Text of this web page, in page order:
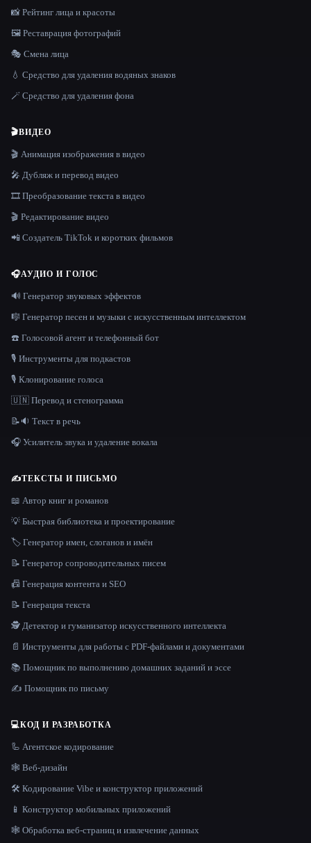
📸 Рейтинг лица и красоты
🖼️ Реставрация фотографий
🎭 Смена лица
💧 Средство для удаления водяных знаков
🪄 Средство для удаления фона
🎬ВИДЕО
🎬 Анимация изображения в видео
🎤 Дубляж и перевод видео
🎞️ Преобразование текста в видео
🎬 Редактирование видео
📲 Создатель TikTok и коротких фильмов
🎧АУДИО И ГОЛОС
🔊 Генератор звуковых эффектов
🎼 Генератор песен и музыки с искусственным интеллектом
☎️ Голосовой агент и телефонный бот
🎙️ Инструменты для подкастов
🎙️ Клонирование голоса
🇺🇳 Перевод и стенограмма
📝🔉 Текст в речь
🎧 Усилитель звука и удаление вокала
✍️ТЕКСТЫ И ПИСЬМО
📖 Автор книг и романов
💡 Быстрая библиотека и проектирование
🏷️ Генератор имен, слоганов и имён
📝 Генератор сопроводительных писем
📠 Генерация контента и SEO
📝 Генерация текста
🕵️ Детектор и гуманизатор искусственного интеллекта
📄 Инструменты для работы с PDF-файлами и документами
📚 Помощник по выполнению домашних заданий и эссе
✍️ Помощник по письму
💻КОД И РАЗРАБОТКА
🦾 Агентское кодирование
🕸 Веб-дизайн
🛠️ Кодирование Vibe и конструктор приложений
📱 Конструктор мобильных приложений
🕸️ Обработка веб-страниц и извлечение данных